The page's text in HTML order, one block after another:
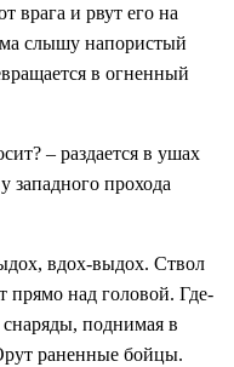
врага и рвут его на
слышу напористый
в огненный
– раздается в ушах
западного прохода
вдох-выдох. Ствол
прямо над головой. Где-
снаряды, поднимая в
раненные бойцы.